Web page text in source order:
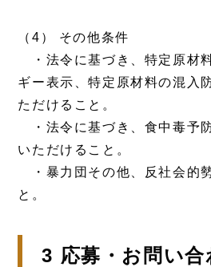
（4） その他条件
・法令に基づき、特定原材
ギー表示、特定原材料の混入
ただけること。
・法令に基づき、食中毒予
いただけること。
・暴力団その他、反社会的
と。
3 応募・お問い合